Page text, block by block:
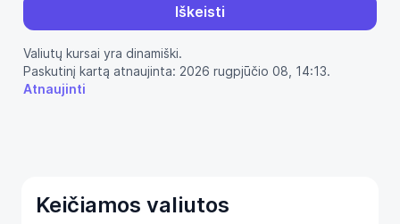
Iškeisti
Valiutų kursai yra dinamiški.
Paskutinį kartą atnaujinta: 2026 rugpjūčio 08, 14:13.
Atnaujinti
Keičiamos valiutos